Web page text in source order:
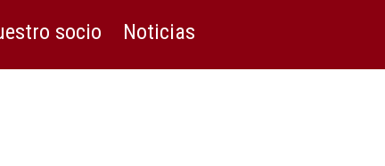
socio Noticias